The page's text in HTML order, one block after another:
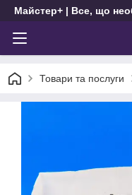
Майстер+ | Все, що
Товари та послуги